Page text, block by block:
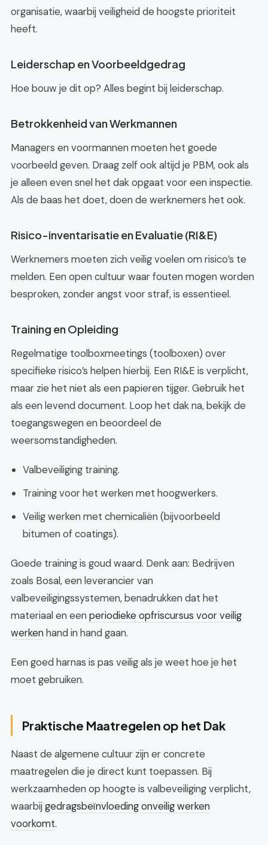
organisatie, waarbij veiligheid de hoogste prioriteit
heeft.
Leiderschap en Voorbeeldgedrag
Hoe bouw je dit op? Alles begint bij leiderschap.
Betrokkenheid van Werkmannen
Managers en voormannen moeten het goede
voorbeeld geven. Draag zelf ook altijd je PBM, ook als
je alleen even snel het dak opgaat voor een inspectie.
Als de baas het doet, doen de werknemers het ook.
Risico-inventarisatie en Evaluatie (RI&E)
Werknemers moeten zich veilig voelen om risico’s te
melden. Een open cultuur waar fouten mogen worden
besproken, zonder angst voor straf, is essentieel.
Training en Opleiding
Regelmatige toolboxmeetings (toolboxen) over
specifieke risico’s helpen hierbij. Een RI&E is verplicht,
maar zie het niet als een papieren tijger. Gebruik het
als een levend document. Loop het dak na, bekijk de
toegangswegen en beoordeel de
weersomstandigheden.
Valbeveiliging training.
Training voor het werken met hoogwerkers.
Veilig werken met chemicaliën (bijvoorbeeld
bitumen of coatings).
Goede training is goud waard. Denk aan: Bedrijven
zoals Bosal, een leverancier van
valbeveiligingssystemen, benadrukken dat het
materiaal en eenperiodieke opfriscursus voor veilig
werkenhand in hand gaan.
Een goed harnas is pas veilig als je weet hoe je het
moet gebruiken.
Praktische Maatregelen op het Dak
Naast de algemene cultuur zijn er concrete
maatregelen die je direct kunt toepassen. Bij
werkzaamheden op hoogte is valbeveiliging verplicht,
waarbijgedragsbeïnvloeding onveilig werken
voorkomt.